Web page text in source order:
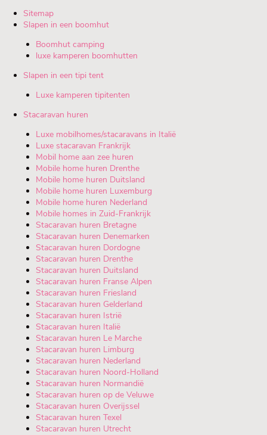
Sitemap
Slapen in een boomhut
Boomhut camping
luxe kamperen boomhutten
Slapen in een tipi tent
Luxe kamperen tipitenten
Stacaravan huren
Luxe mobilhomes/stacaravans in Italië
Luxe stacaravan Frankrijk
Mobil home aan zee huren
Mobile home huren Drenthe
Mobile home huren Duitsland
Mobile home huren Luxemburg
Mobile home huren Nederland
Mobile homes in Zuid-Frankrijk
Stacaravan huren Bretagne
Stacaravan huren Denemarken
Stacaravan huren Dordogne
Stacaravan huren Drenthe
Stacaravan huren Duitsland
Stacaravan huren Franse Alpen
Stacaravan huren Friesland
Stacaravan huren Gelderland
Stacaravan huren Istrië
Stacaravan huren Italië
Stacaravan huren Le Marche
Stacaravan huren Limburg
Stacaravan huren Nederland
Stacaravan huren Noord-Holland
Stacaravan huren Normandië
Stacaravan huren op de Veluwe
Stacaravan huren Overijssel
Stacaravan huren Texel
Stacaravan huren Utrecht